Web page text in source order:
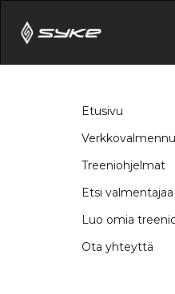
Etusivu
Treeniohjelmat
Etsi valmentajaa
Luo omia
Ota yhteyttä